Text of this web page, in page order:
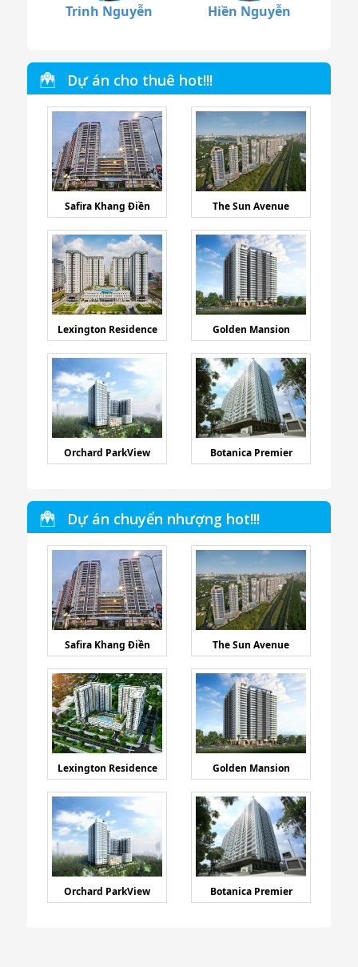
Trinh Nguyễn Hiền Nguyễn
Dự án cho thuê hot!!!
Safira Khang Điền The Sun Avenue
Lexington Residence Golden Mansion
Orchard ParkView Botanica Premier
Dự án chuyển nhượng hot!!!
Safira Khang Điền The Sun Avenue
Lexington Residence Golden Mansion
Orchard ParkView Botanica Premier